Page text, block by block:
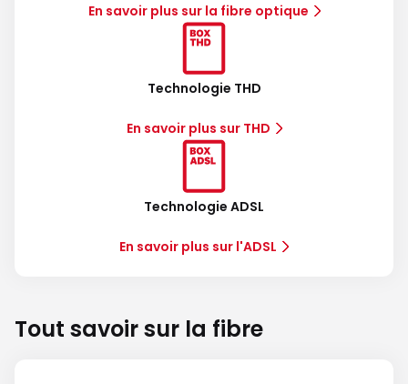
En savoir plus sur la fibre optique
Technologie THD
En savoir plus sur THD
Technologie ADSL
En savoir plus sur l'ADSL
Tout savoir sur la fibre